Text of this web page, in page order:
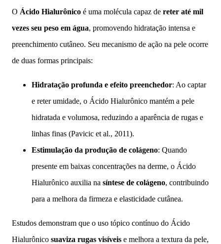
O Ácido Hialurônico é uma molécula capaz de reter até mil
vezes seu peso em água, promovendo hidratação intensa e
preenchimento cutâneo. Seu mecanismo de ação na pele ocorre
de duas formas principais:
Hidratação profunda e efeito preenchedor: Ao captar
e reter umidade, o Ácido Hialurônico mantém a pele
hidratada e volumosa, reduzindo a aparência de rugas e
linhas finas (Pavicic et al., 2011).
Estimulação da produção de colágeno: Quando
presente em baixas concentrações na derme, o Ácido
Hialurônico auxilia na síntese de colágeno, contribuindo
para a melhora da firmeza e elasticidade cutânea.
Estudos demonstram que o uso tópico contínuo do Ácido
Hialurônico suaviza rugas visíveis e melhora a textura da pele,